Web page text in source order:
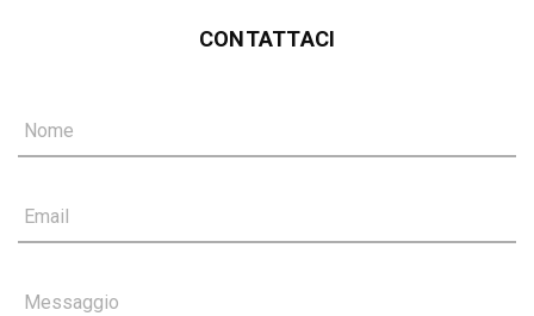
CONTATTACI
Nome
Email
Messaggio